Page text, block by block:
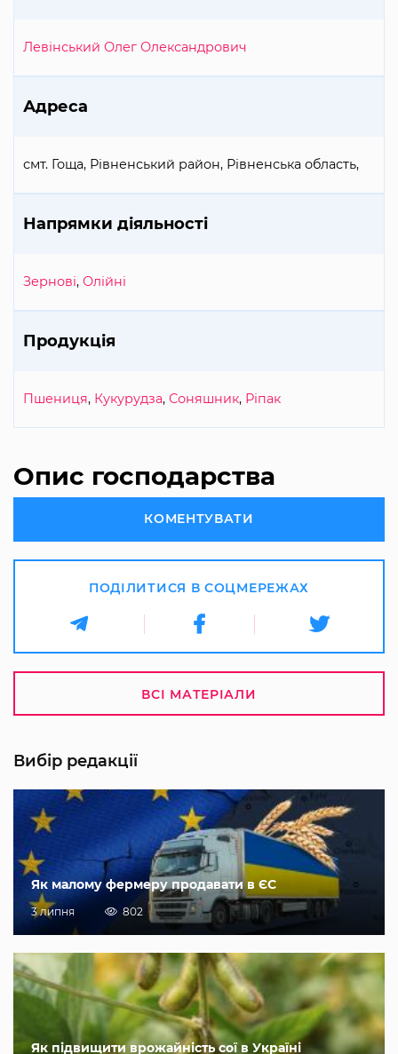
Левінський Олег Олександрович
Адреса
смт. Гоща, Рівненський район, Рівненська область,
Напрямки діяльності
Зернові, Олійні
Продукція
Пшениця, Кукурудза, Соняшник, Ріпак
Опис господарства
КОМЕНТУВАТИ
ПОДІЛИТИСЯ В СОЦМЕРЕЖАХ
ВСІ МАТЕРІАЛИ
Вибір редакції
Як малому фермеру продавати в ЄС
3 липня 802
Як підвищити врожайність сої в Україні